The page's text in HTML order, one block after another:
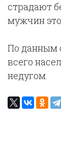
страдают
мужчин
По данным
всего
недугом.